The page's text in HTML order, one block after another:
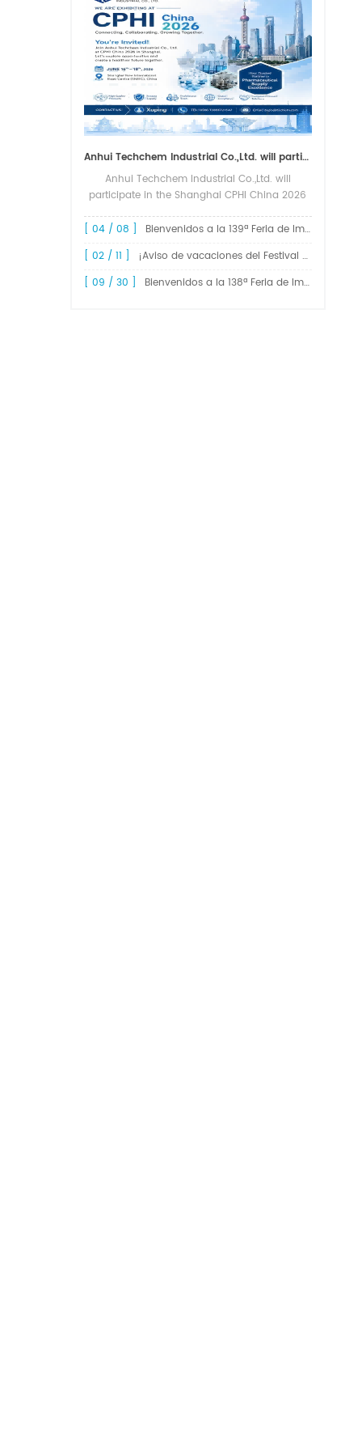
Anhui Techchem Industrial Co.,Ltd. will participate in the Shanghai CPHI China 2026 exhibition.
Anhui Techchem Industrial Co.,Ltd. will
participate in the Shanghai CPHI China 2026
grandly kick off at the Shanghai New
[ 04 / 08 ]
Bienvenidos a la 139ª Feria de Importación y Exportación de China, Feria de Cantón.
[ 02 / 11 ]
¡Aviso de vacaciones del Festival de Primavera de 2026!
[ 09 / 30 ]
Bienvenidos a la 138ª Feria de Importación y Exportación de China